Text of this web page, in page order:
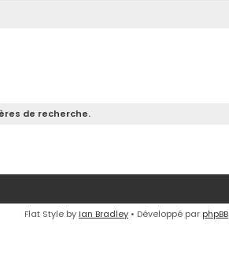
de recherche.
Flat Style by Ian Bradley • Développé par phpBB